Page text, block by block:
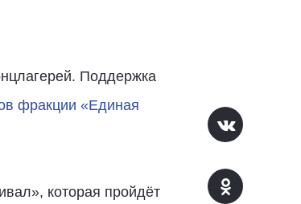
Поддержка
фракции «Единая
которая пройдёт